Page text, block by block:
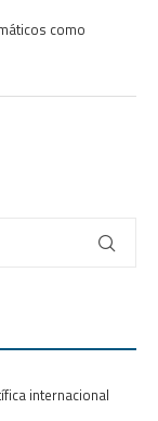
como
internacional